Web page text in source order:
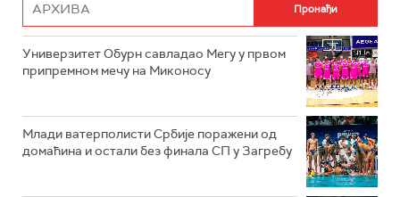
Универзитет Обурн савладао Мегу у првом
припремном мечу на Миконосу
Млади ватерполисти Србије поражени од
домаћина и остали без финала СП у Загребу